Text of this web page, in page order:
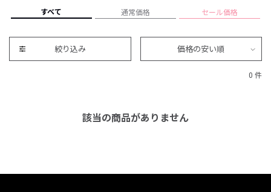
すべて 通常価格 セール価格
絞り込み 価格の安い順
0 件
該当の商品がありません